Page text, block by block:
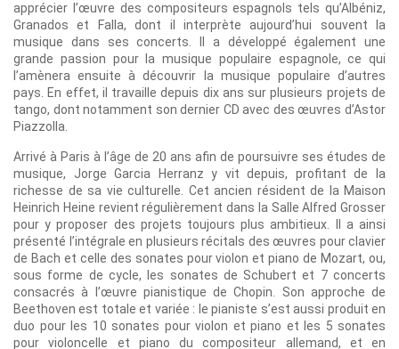
apprécier l’œuvre des compositeurs espagnols tels qu’Albéniz,
Granados et Falla, dont il interprète aujourd’hui souvent la
musique dans ses concerts. Il a développé également une
grande passion pour la musique populaire espagnole, ce qui
l’amènera ensuite à découvrir la musique populaire d’autres
pays. En effet, il travaille depuis dix ans sur plusieurs projets de
tango, dont notamment son dernier CD avec des œuvres d’Astor
Piazzolla.
Arrivé à Paris à l’âge de 20 ans afin de poursuivre ses études de
musique, Jorge Garcia Herranz y vit depuis, profitant de la
richesse de sa vie culturelle. Cet ancien résident de la Maison
Heinrich Heine revient régulièrement dans la Salle Alfred Grosser
pour y proposer des projets toujours plus ambitieux. Il a ainsi
présenté l’intégrale en plusieurs récitals des œuvres pour clavier
de Bach et celle des sonates pour violon et piano de Mozart, ou,
sous forme de cycle, les sonates de Schubert et 7 concerts
consacrés à l’œuvre pianistique de Chopin. Son approche de
Beethoven est totale et variée : le pianiste s’est aussi produit en
duo pour les 10 sonates pour violon et piano et les 5 sonates
pour violoncelle et piano du compositeur allemand, et en